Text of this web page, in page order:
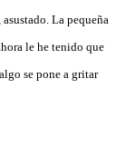
La pequeña
le he tenido que
se pone a gritar